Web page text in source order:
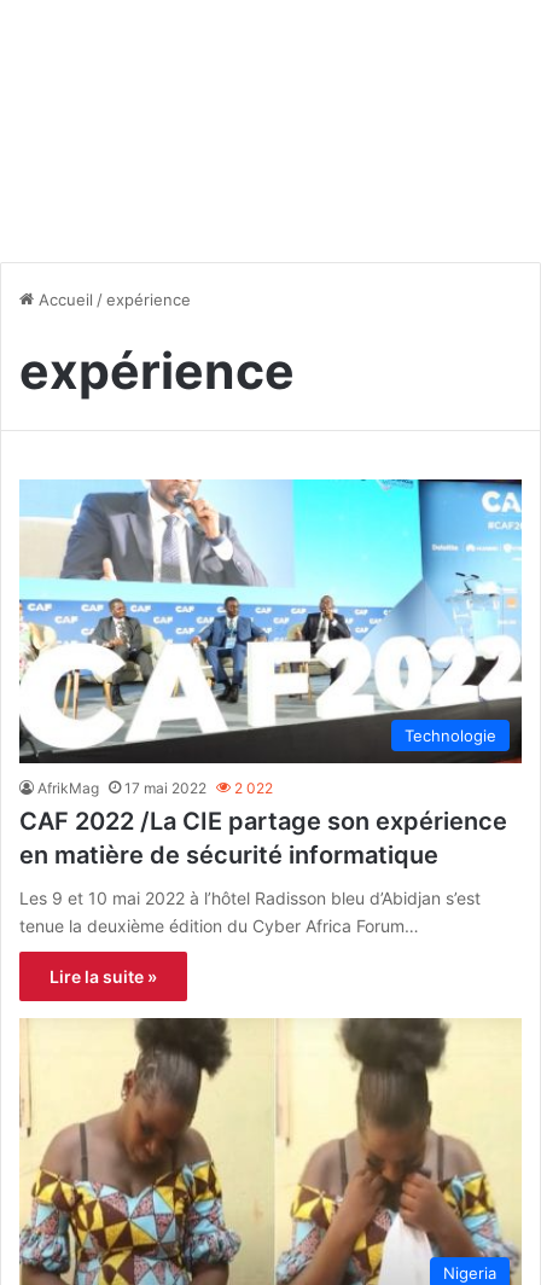
Accueil /expérience
expérience
Technologie
AfrikMag 17 mai 2022 2 022
CAF 2022 /La CIE partage son expérience
en matière de sécurité informatique
Les 9 et 10 mai 2022 à l’hôtel Radisson bleu d’Abidjan s’est
tenue la deuxième édition du Cyber Africa Forum…
Lire la suite »
Nigeria